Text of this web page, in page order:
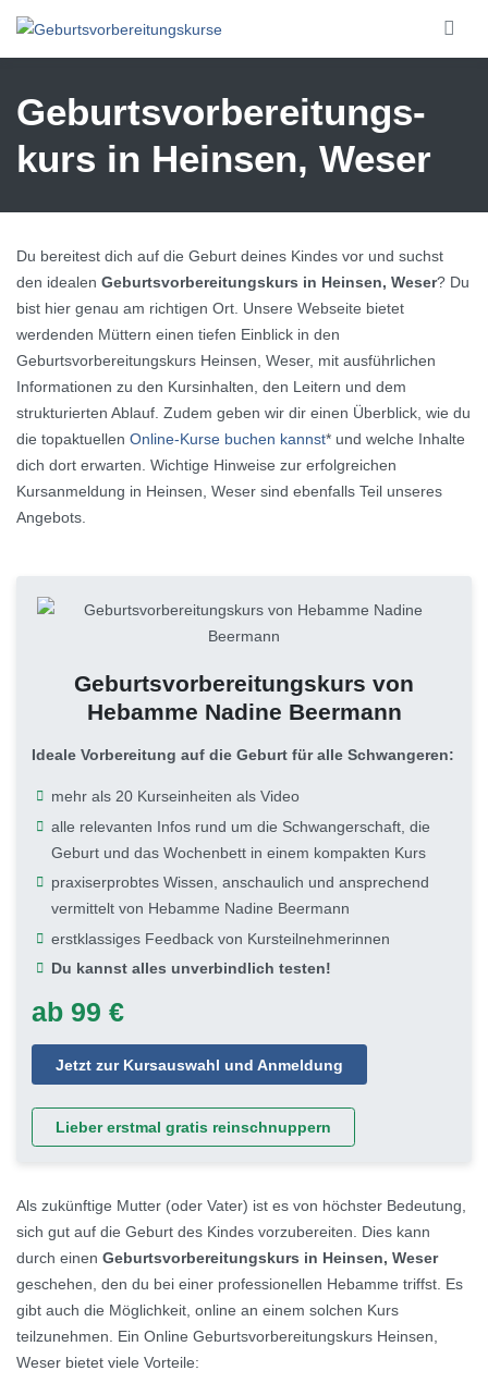
Geburtsvorbereitungs­
kurs in Heinsen, Weser
Du bereitest dich auf die Geburt deines Kindes vor und suchst
den idealen Geburtsvorbereitungskurs in Heinsen, Weser? Du
bist hier genau am richtigen Ort. Unsere Webseite bietet
werdenden Müttern einen tiefen Einblick in den
Geburtsvorbereitungskurs Heinsen, Weser, mit ausführlichen
Informationen zu den Kursinhalten, den Leitern und dem
strukturierten Ablauf. Zudem geben wir dir einen Überblick, wie du
die topaktuellen Online-Kurse buchen kannst* und welche Inhalte
dich dort erwarten. Wichtige Hinweise zur erfolgreichen
Kursanmeldung in Heinsen, Weser sind ebenfalls Teil unseres
Angebots.
Geburtsvorbereitungskurs von
Hebamme Nadine Beermann
Ideale Vorbereitung auf die Geburt für alle Schwangeren:
mehr als 20 Kurseinheiten als Video
alle relevanten Infos rund um die Schwangerschaft, die
Geburt und das Wochenbett in einem kompakten Kurs
praxiserprobtes Wissen, anschaulich und ansprechend
vermittelt von Hebamme Nadine Beermann
erstklassiges Feedback von Kursteilnehmerinnen
Du kannst alles unverbindlich testen!
ab 99 €
Jetzt zur Kursauswahl und Anmeldung
Lieber erstmal gratis reinschnuppern
Als zukünftige Mutter (oder Vater) ist es von höchster Bedeutung,
sich gut auf die Geburt des Kindes vorzubereiten. Dies kann
durch einen Geburtsvorbereitungskurs in Heinsen, Weser
geschehen, den du bei einer professionellen Hebamme triffst. Es
gibt auch die Möglichkeit, online an einem solchen Kurs
teilzunehmen. Ein Online Geburtsvorbereitungskurs Heinsen,
Weser bietet viele Vorteile: